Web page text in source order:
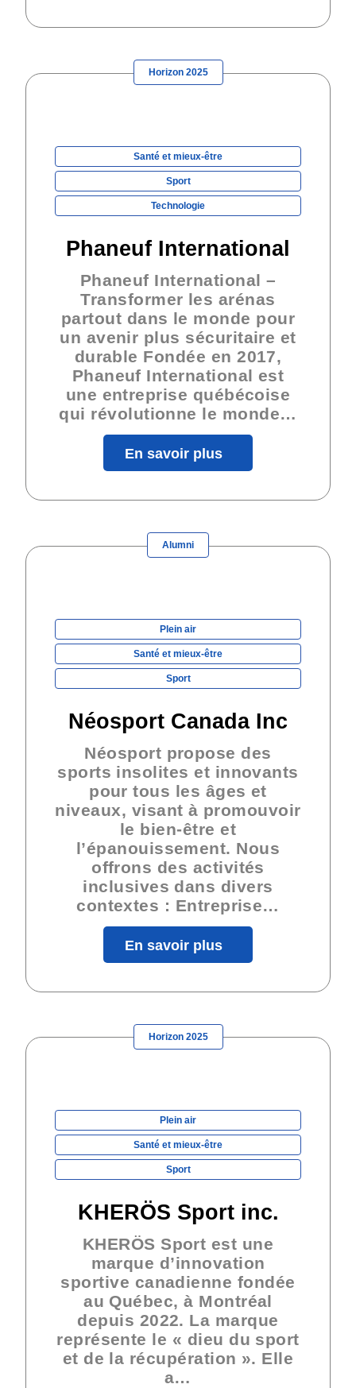
Horizon 2025
Santé et mieux-être
Sport
Technologie
Phaneuf International
Phaneuf International –
Transformer les arénas
partout dans le monde pour
un avenir plus sécuritaire et
durable Fondée en 2017,
Phaneuf International est
une entreprise québécoise
qui révolutionne le monde…
En savoir plus
Alumni
Plein air
Santé et mieux-être
Sport
Néosport Canada Inc
Néosport propose des
sports insolites et innovants
pour tous les âges et
niveaux, visant à promouvoir
le bien-être et
l’épanouissement. Nous
offrons des activités
inclusives dans divers
contextes : Entreprise…
En savoir plus
Horizon 2025
Plein air
Santé et mieux-être
Sport
KHERÖS Sport inc.
KHERÖS Sport est une
marque d’innovation
sportive canadienne fondée
au Québec, à Montréal
depuis 2022. La marque
représente le « dieu du sport
et de la récupération ». Elle
a…